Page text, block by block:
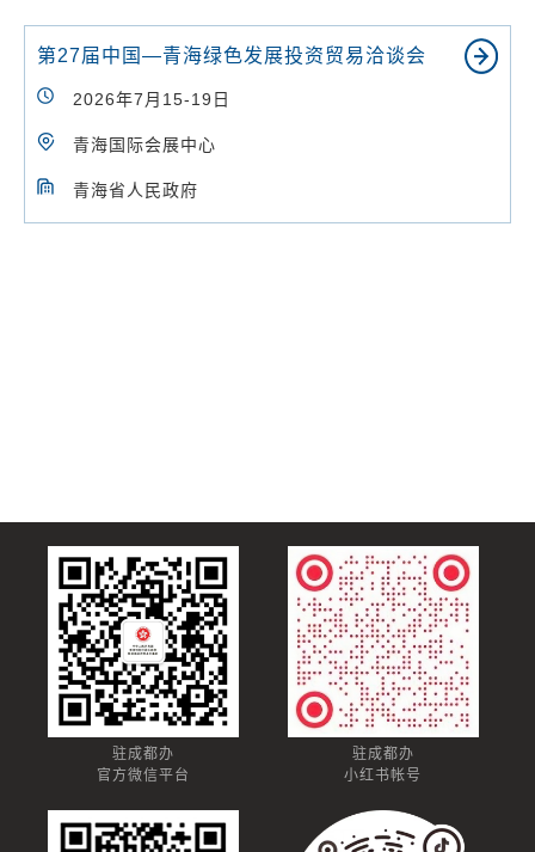
第27届中国—青海绿色发展投资贸易洽谈会
2026年7月15-19日
青海国际会展中心
青海省人民政府
驻成都办
官方微信平台
驻成都办
小红书帐号